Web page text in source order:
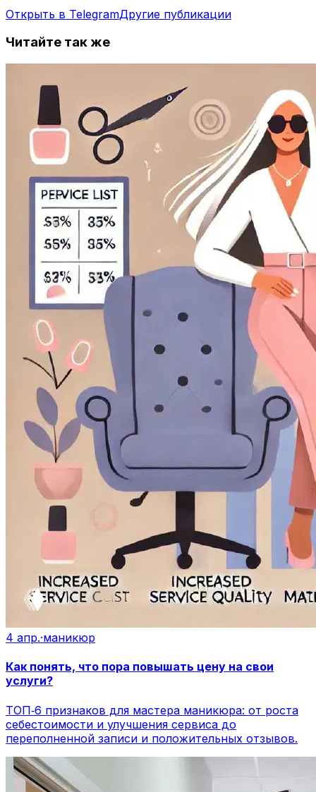
Открыть в TelegramДругие публикации
Читайте так же
4 апр.·маникюр
Как понять, что пора повышать цену на свои
услуги?
ТОП‑6 признаков для мастера маникюра: от роста
себестоимости и улучшения сервиса до
переполненной записи и положительных отзывов.